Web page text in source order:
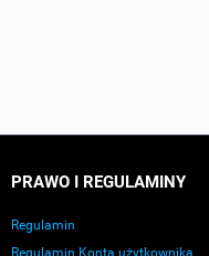
PRAWO I REGULAMINY
Regulamin
Regulamin Konta użytkownika